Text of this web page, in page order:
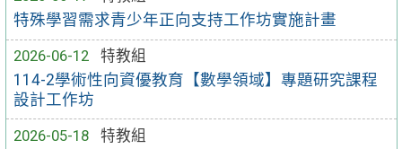
特殊學習需求青少年正向支持工作坊實施計畫
2026-06-12
特教組
114-2學術性向資優教育【數學領域】專題研究課程
設計工作坊
2026-05-18
特教組